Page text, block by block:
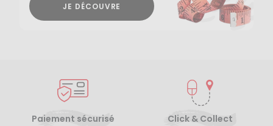
JE DÉCOUVRE
Paiement sécurisé
Click & Collect